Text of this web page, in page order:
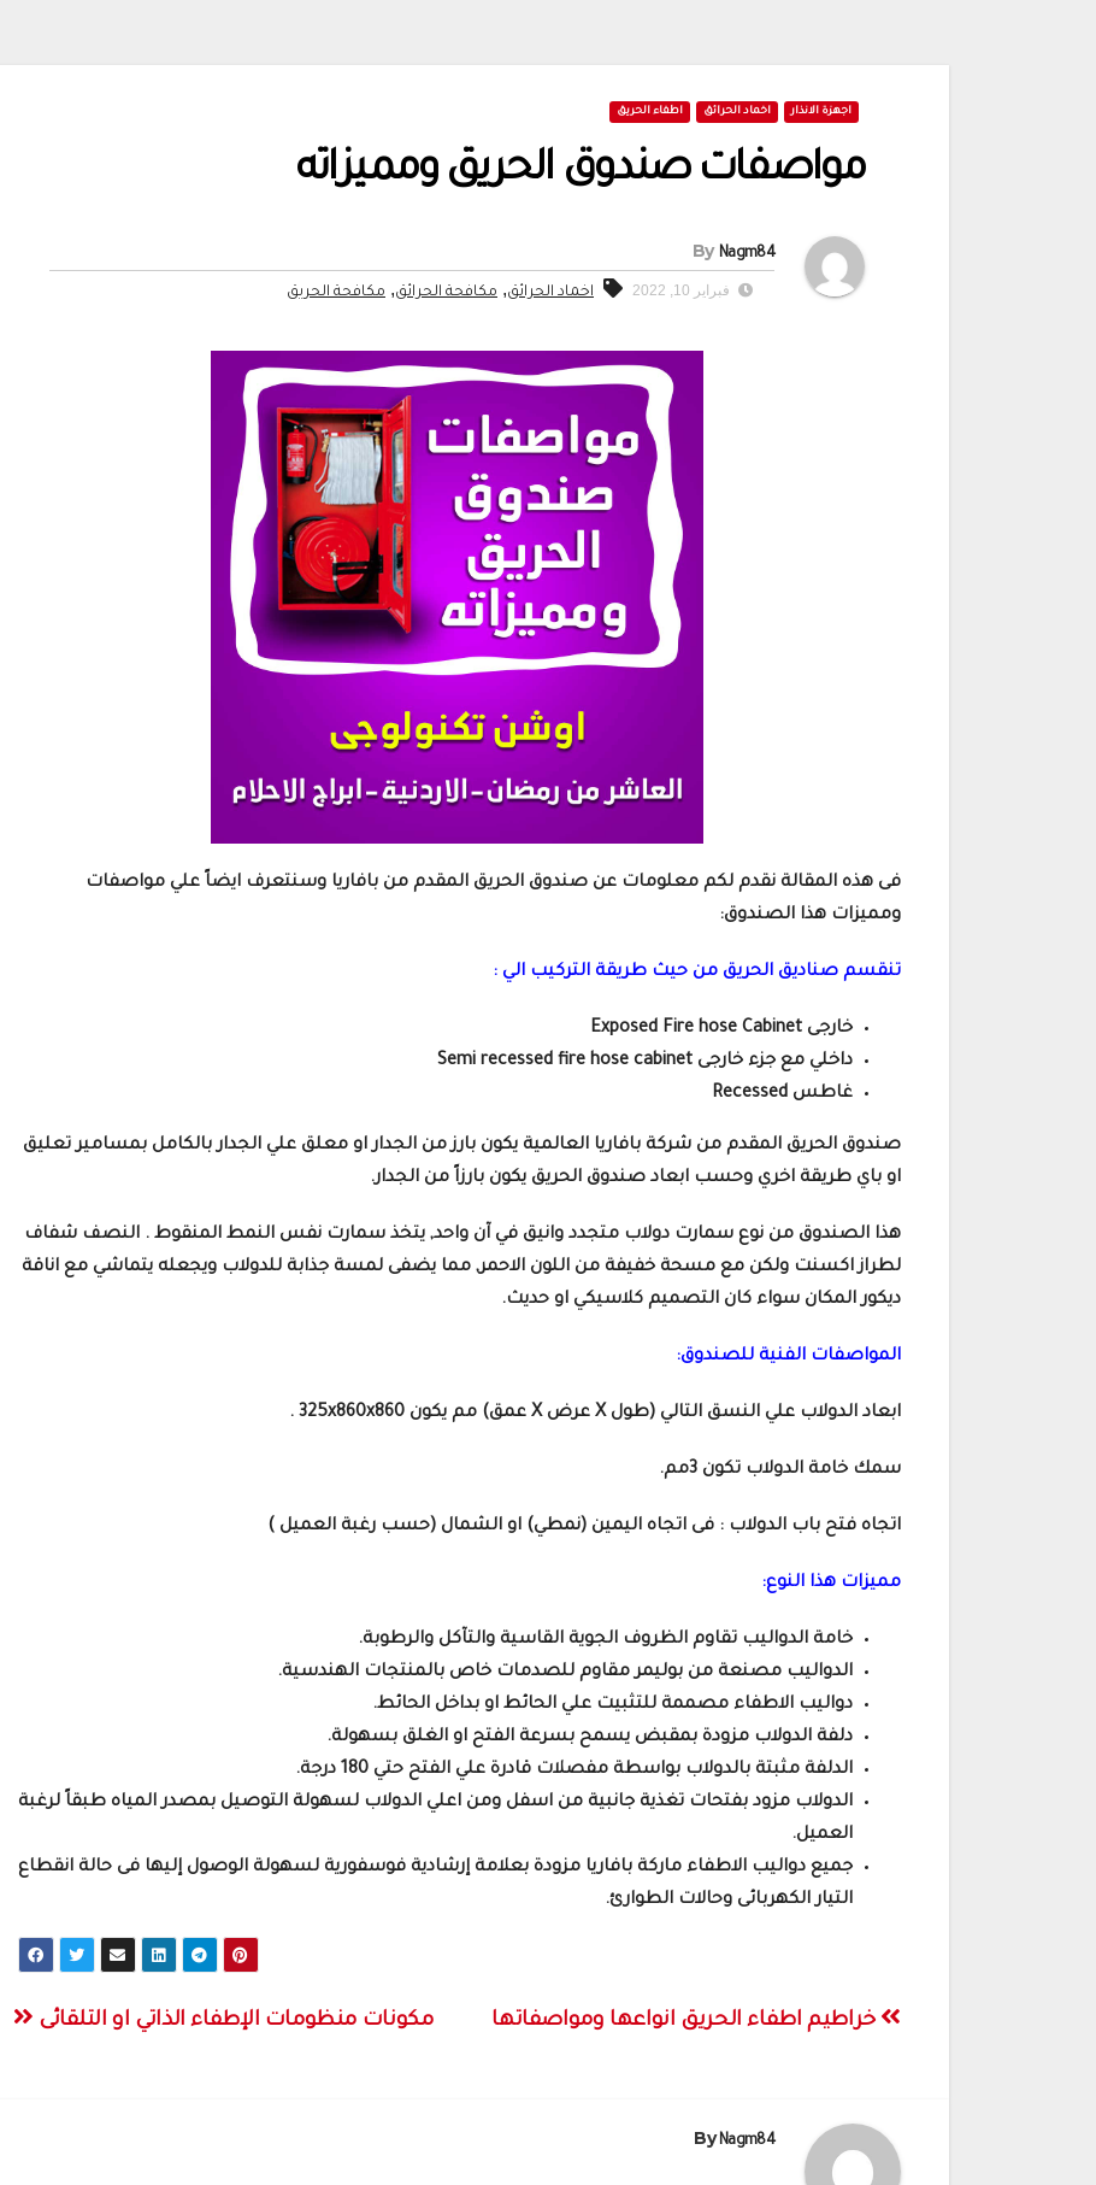
اجهزة الانذار اخماد الحرائق اطفاء الحريق
مواصفات صندوق الحريق ومميزاته
By Nagm84
فبراير 10, 2022 اخماد الحرائق, مكافحة الحرائق, مكافحة الحريق
فى هذه المقالة نقدم لكم معلومات عن صندوق الحريق المقدم من بافاريا وسنتعرف ايضاً علي مواصفات
ومميزات هذا الصندوق:
تنقسم صناديق الحريق من حيث طريقة التركيب الي :
خارجى Exposed Fire hose Cabinet
داخلي مع جزء خارجى Semi recessed fire hose cabinet
غاطس Recessed
صندوق الحريق المقدم من شركة بافاريا العالمية يكون بارز من الجدار او معلق علي الجدار بالكامل بمسامير تعليق
او باي طريقة اخري وحسب ابعاد صندوق الحريق يكون بارزاً من الجدار.
هذا الصندوق من نوع سمارت دولاب متجدد وانيق في آن واحد, يتخذ سمارت نفس النمط المنقوط . النصف شفاف
لطراز اكسنت ولكن مع مسحة خفيفة من اللون الاحمر, مما يضفى لمسة جذابة للدولاب ويجعله يتماشي مع اناقة
ديكور المكان سواء كان التصميم كلاسيكي او حديث.
المواصفات الفنية للصندوق:
ابعاد الدولاب علي النسق التالي (طول X عرض X عمق) مم يكون 325x860x860 .
سمك خامة الدولاب تكون 3مم.
اتجاه فتح باب الدولاب : فى اتجاه اليمين (نمطي) او الشمال (حسب رغبة العميل )
مميزات هذا النوع:
خامة الدواليب تقاوم الظروف الجوية القاسية والتآكل والرطوبة.
الدواليب مصنعة من بوليمر مقاوم للصدمات خاص بالمنتجات الهندسية.
دواليب الاطفاء مصممة للتثبيت علي الحائط او بداخل الحائط.
دلفة الدولاب مزودة بمقبض يسمح بسرعة الفتح او الغلق بسهولة.
الدلفة مثبتة بالدولاب بواسطة مفصلات قادرة علي الفتح حتي 180 درجة.
الدولاب مزود بفتحات تغذية جانبية من اسفل ومن اعلي الدولاب لسهولة التوصيل بمصدر المياه طبقاً لرغبة
العميل.
جميع دواليب الاطفاء ماركة بافاريا مزودة بعلامة إرشادية فوسفورية لسهولة الوصول إليها فى حالة انقطاع
التيار الكهربائى وحالات الطوارئ.
تصفّح
مكونات منظومات الإطفاء الذاتي او التلقائى خراطيم اطفاء الحريق انواعها ومواصفاتها
ByNagm84